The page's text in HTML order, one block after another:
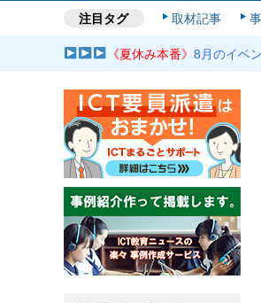
注目タグ 取材記事
《夏休み本番》8月のイベ